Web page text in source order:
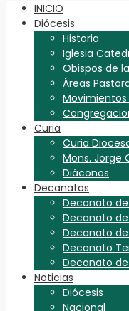
INICIO
Diócesis
Historia
Iglesia
Obispos de
Áreas
Curia
Curia
Mons. Jorge
Diáconos
Decanatos
Decanato
Decanato
Decanato
Decanato
Decanato
Noticias
Diócesis
Nacional